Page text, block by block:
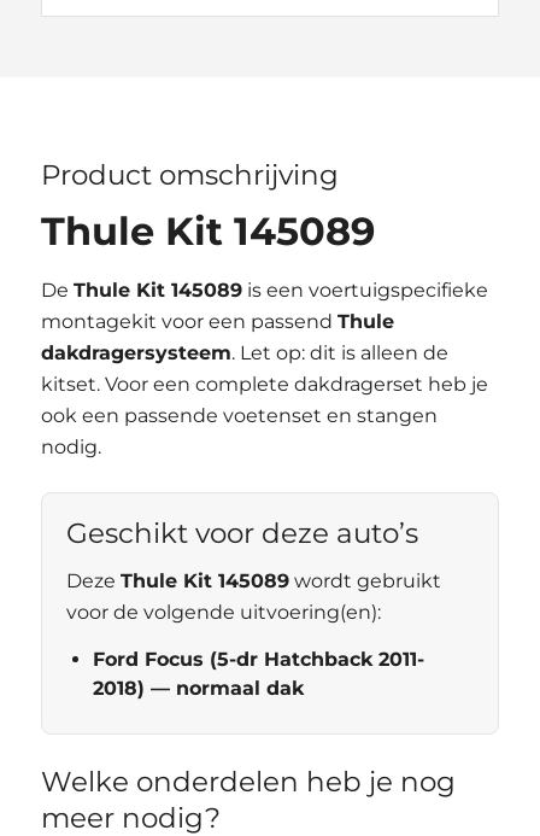
Product omschrijving
Thule Kit 145089
DeThule Kit 145089 is een voertuigspecifieke
montagekit voor een passendThule
dakdragersysteem. Let op: dit is alleen de
kitset. Voor een complete dakdragerset heb je
ook een passende voetenset en stangen
nodig.
Geschikt voor deze auto’s
DezeThule Kit 145089 wordt gebruikt
voor de volgende uitvoering(en):
Ford Focus (5-dr Hatchback 2011-
2018) — normaal dak
Welke onderdelen heb je nog
meer nodig?